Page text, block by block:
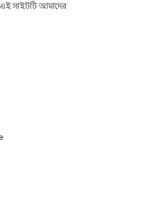
সাইটটি আমাদের